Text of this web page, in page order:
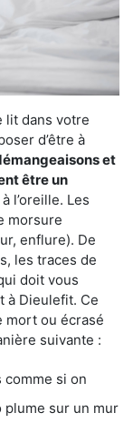
lit dans votre
d’être à
et
être un
l’oreille. Les
morsure
enflure). De
les traces de
doit vous
à Dieulefit. Ce
mort ou écrasé
suivante :
si on
plume sur un mur